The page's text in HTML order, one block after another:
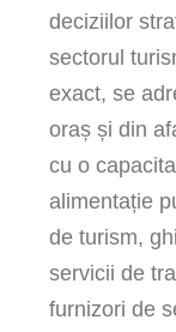
deciziilor
sectorul
exact, se
oraș și din
cu o
alimentație
de turism,
servicii de
furnizori de